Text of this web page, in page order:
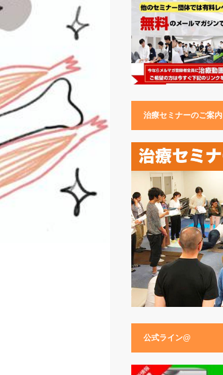
治療セミナーのご案内
公式ライン@